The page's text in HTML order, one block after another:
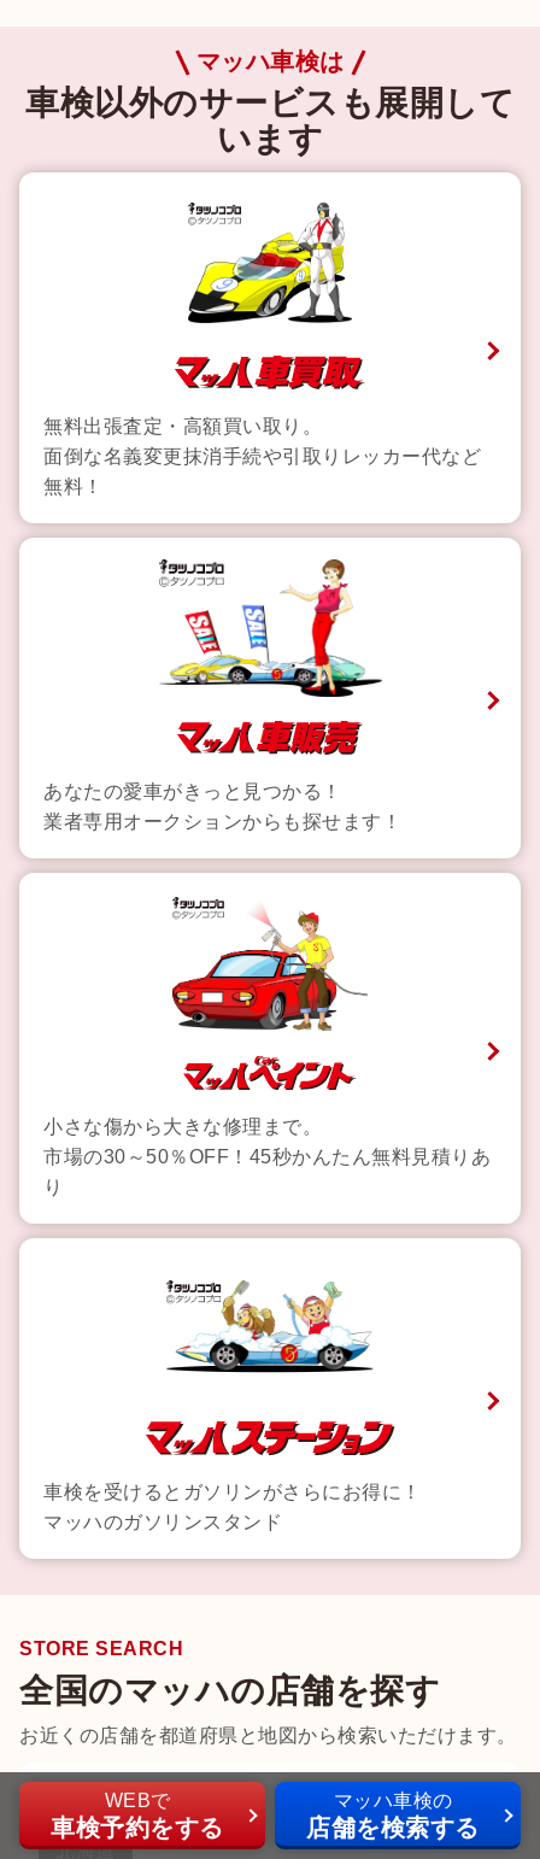
マッハ車検は
車検以外のサービスも展開して
います
無料出張査定・高額買い取り。
面倒な名義変更抹消手続や引取りレッカー代など
無料！
あなたの愛車がきっと見つかる！
業者専用オークションからも探せます！
小さな傷から大きな修理まで。
市場の30～50％OFF！45秒かんたん無料見積りあ
り
車検を受けるとガソリンがさらにお得に！
マッハのガソリンスタンド
STORE SEARCH
全国のマッハの店舗を探す
お近くの店舗を都道府県と地図から検索いただけます。
北海道
WEBで
車検予約をする
マッハ車検の
店舗を検索する